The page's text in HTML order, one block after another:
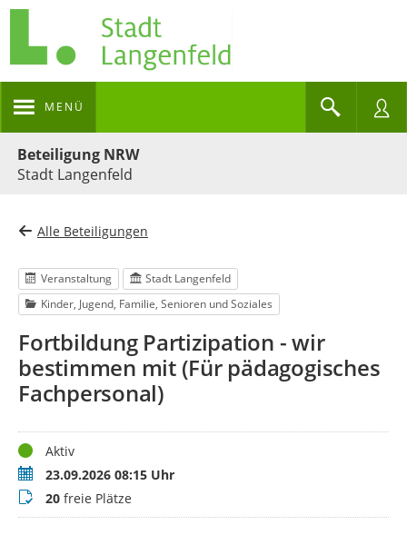
MENÜ
Beteiligung NRW
Stadt Langenfeld
Alle Beteiligungen
Veranstaltung
Stadt Langenfeld
Kinder, Jugend, Familie, Senioren und Soziales
Fortbildung Partizipation - wir
bestimmen mit (Für pädagogisches
Fachpersonal)
StatusAktiv
Termin23.09.2026 08:15 Uhr
Buchungsstatus
20 freie Plätze